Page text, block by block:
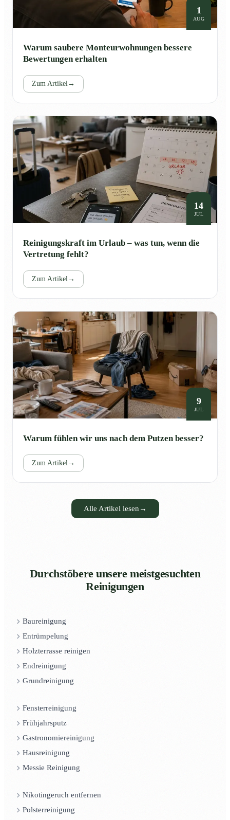
1
AUG
Warum saubere Monteurwohnungen bessere
Bewertungen erhalten
Zum Artikel→
14
JUL
Reinigungskraft im Urlaub – was tun, wenn die
Vertretung fehlt?
Zum Artikel→
9
JUL
Warum fühlen wir uns nach dem Putzen besser?
Zum Artikel→
Alle Artikel lesen →
Durchstöbere unsere meistgesuchten
Reinigungen
Baureinigung
Entrümpelung
Holzterrasse reinigen
Endreinigung
Grundreinigung
Fensterreinigung
Frühjahrsputz
Gastronomiereinigung
Hausreinigung
Messie Reinigung
Nikotingeruch entfernen
Polsterreinigung